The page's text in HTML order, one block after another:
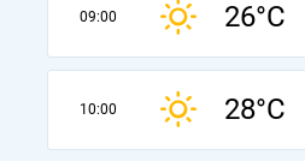
09:00 26°C
10:00 28°C